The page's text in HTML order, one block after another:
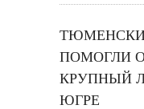
ПОМОГЛИ
КРУПНЫЙ
ЮГРЕ